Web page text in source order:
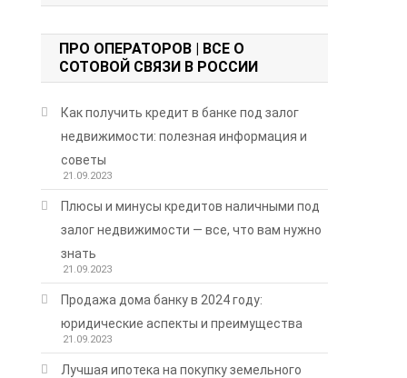
ПРО ОПЕРАТОРОВ | ВСЕ О
СОТОВОЙ СВЯЗИ В РОССИИ
Как получить кредит в банке под залог
недвижимости: полезная информация и
советы
21.09.2023
Плюсы и минусы кредитов наличными под
залог недвижимости — все, что вам нужно
знать
21.09.2023
Продажа дома банку в 2024 году:
юридические аспекты и преимущества
21.09.2023
Лучшая ипотека на покупку земельного